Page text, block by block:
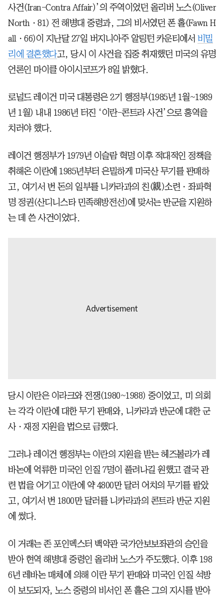
사건(Iran-Contra Affair)’의 주역이었던 올리버 노스(Oliver
Northㆍ81) 전 해병대 중령과, 그의 비서였던 폰 홀(Fawn H
allㆍ66)이 지난달 27일 버지니아주 알링턴 카운티에서 비밀
리에 결혼했다고, 당시 이 사건을 집중 취재했던 미국의 유명
언론인 마이클 아이시코프가 8일 밝혔다.
로널드 레이건 미국 대통령은 2기 행정부(1985년 1월~1989
년 1월) 내내 1986년 터진 ‘이란-콘트라 사건’으로 홍역을
치러야 했다.
레이건 행정부가 1979년 이슬람 혁명 이후 적대적인 정책을
취해온 이란에 1985년부터 은밀하게 미국산 무기를 판매하
고, 여기서 번 돈의 일부를 니카라과의 친(親)소련ㆍ좌파혁
명 정권(산디니스타 민족해방전선)에 맞서는 반군을 지원하
는 데 쓴 사건이었다.
당시 이란은 이라크와 전쟁(1980~1988) 중이었고, 미 의회
는 각각 이란에 대한 무기 판매와, 니카라과 반군에 대한 군
사ㆍ재정 지원을 법으로 금했다.
그러나 레이건 행정부는 이란의 지원을 받는 헤즈볼라가 레
바논에 억류한 미국인 인질 7명이 풀려나길 원했고 결국 관
련 법을 어기고 이란에 약 4800만 달러 어치의 무기를 팔았
고, 여기서 번 1800만 달러를 니카라과의 콘트라 반군 지원
에 썼다.
이 거래는 존 포인덱스터 백악관 국가안보보좌관의 승인을
받아 현역 해병대 중령인 올리버 노스가 주도했다. 이후 198
6년 레바논 매체에 의해 이란 무기 판매와 미국인 인질 석방
이 보도되자, 노스 중령의 비서인 폰 홀은 그의 지시를 받아